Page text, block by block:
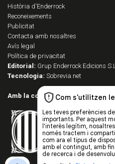
Història d'Enderrock
Reconeixements
Publicitat
Contacta amb nosaltres
Avís legal
Política de privacitat
Editorial: Grup Enderrock Edicions S.L.
Tecnologia: Sobrevia.net
Amb la col·laboració de: